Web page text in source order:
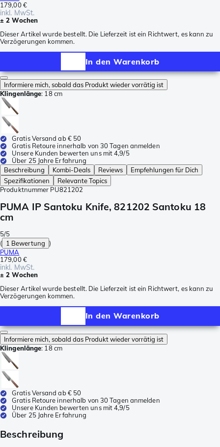
179,00 €
inkl. MwSt.
± 2 Wochen
Dieser Artikel wurde bestellt. Die Lieferzeit ist ein Richtwert, es kann zu
Verzögerungen kommen.
In den Warenkorb
Informiere mich, sobald das Produkt wieder vorrätig ist
Klingenlänge: 18 cm
Gratis Versand ab € 50
Gratis Retoure innerhalb von 30 Tagen anmelden
Unsere Kunden bewerten uns mit 4,9/5
Über 25 Jahre Erfahrung
Beschreibung
Kombi-Deals Reviews
Empfehlungen für Dich
Spezifikationen
Relevante Topics
Produktnummer PU821202
PUMA IP Santoku Knife, 821202 Santoku 18
cm
5/5
( 1 Bewertung )
PUMA
179,00 €
inkl. MwSt.
± 2 Wochen
Dieser Artikel wurde bestellt. Die Lieferzeit ist ein Richtwert, es kann zu
Verzögerungen kommen.
In den Warenkorb
Informiere mich, sobald das Produkt wieder vorrätig ist
Klingenlänge: 18 cm
Gratis Versand ab € 50
Gratis Retoure innerhalb von 30 Tagen anmelden
Unsere Kunden bewerten uns mit 4,9/5
Über 25 Jahre Erfahrung
Beschreibung